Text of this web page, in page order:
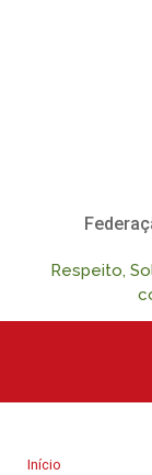
Skip to main
Respeito,
Início